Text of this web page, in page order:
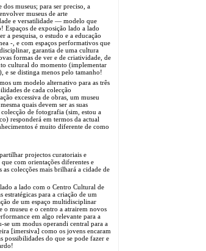
museus; para ser preciso, a
museus de arte
e versatilidade — modelo que
Espaços de exposição lado a lado
a pesquisa, o estudo e a educação
-, e com espaços performativos que
garantia de uma cultura
formas de ver e de criatividade, de
cultural do momento (implementar
e se distinga menos pelo tamanho!
um modelo alternativo para as três
de cada colecção
excessiva de obras, um museu
quais devem ser as suas
de fotografia (sim, estou a
responderá em termos da actual
é muito diferente de como
projectos curatoriais e
com orientações diferentes e
as colecções mais brilhará a cidade de
a lado com o Centro Cultural de
para a criação de um
de um espaço multidisciplinar
o museu e o centro a atrairem novos
em algo relevante para a
um modus operandi central para a
[imersiva] como os jovens encaram
possibilidades do que se pode fazer e